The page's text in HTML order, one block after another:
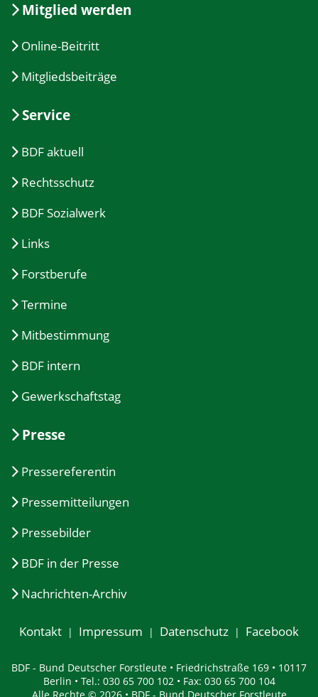
Mitglied werden
Online-Beitritt
Mitgliedsbeiträge
Service
BDF aktuell
Rechtsschutz
BDF Sozialwerk
Links
Forstberufe
Termine
Mitbestimmung
BDF intern
Gewerkschaftstag
Presse
Pressereferentin
Pressemitteilungen
Pressebilder
BDF in der Presse
Nachrichten-Archiv
Kontakt Impressum Datenschutz Facebook
BDF - Bund Deutscher Forstleute • Friedrichstraße 169 • 10117
Berlin • Tel.: 030 65 700 102 • Fax: 030 65 700 104